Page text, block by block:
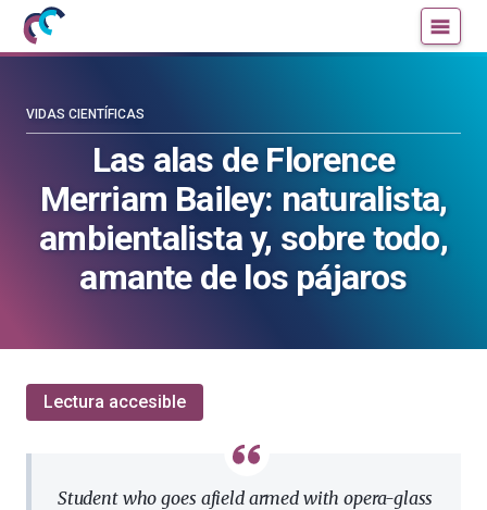
Mujeres
con
Cultura
blog
Cultura
Las alas de Florence
Merriam Bailey: naturalista,
ambientalista y, sobre todo,
amante de los pájaros
VIDAS CIENTÍFICAS
Lectura accesible
Student who goes afield armed with opera-glass